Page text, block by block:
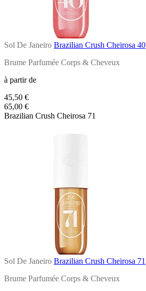
Sol De Janeiro Brazilian Crush Cheirosa 40
Brume Parfumée Corps & Cheveux
à partir de
45,50 €
65,00 €
Brazilian Crush Cheirosa 71
Sol De Janeiro Brazilian Crush Cheirosa 71
Brume Parfumée Corps & Cheveux